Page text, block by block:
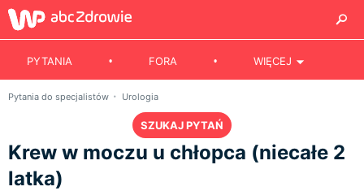
PYTANIA FORA WIĘCEJ
Pytania do specjalistów Urologia
SZUKAJ PYTAŃ
Krew w moczu u chłopca (niecałe 2
latka)